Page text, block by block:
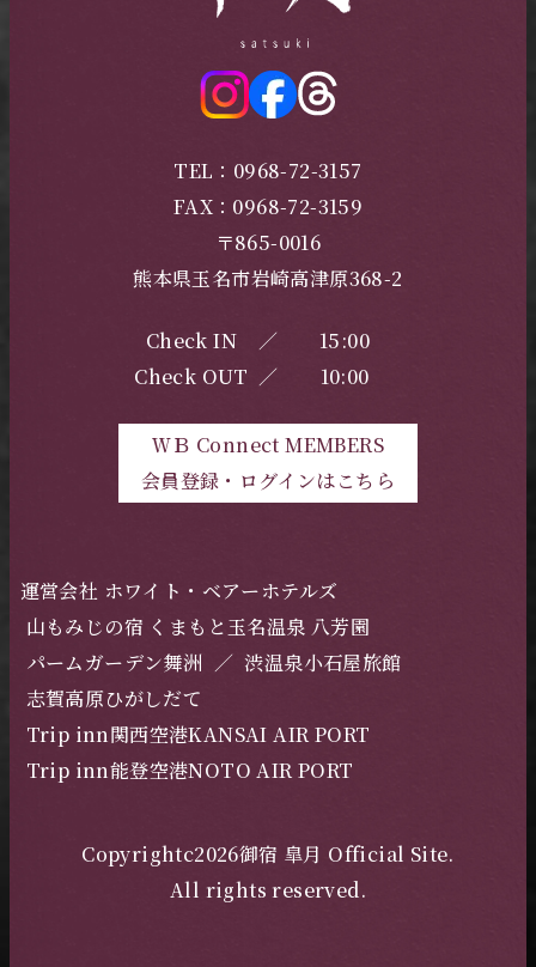
TEL：0968-72-3157
FAX：0968-72-3159
〒865-0016
熊本県玉名市岩崎高津原368-2
Check IN ／
15:00
Check OUT ／ 10:00
ＷＢ Connect MEMBERS
会員登録・ログインはこちら
運営会社 ホワイト・ベアーホテルズ
山もみじの宿 くまもと玉名温泉 八芳園
パームガーデン舞洲 ／ 渋温泉小石屋旅館
志賀高原ひがしだて
Trip inn関西空港KANSAI AIR PORT
Trip inn能登空港NOTO AIR PORT
Copyrightc2026御宿 皐月 Official Site.
All rights reserved.